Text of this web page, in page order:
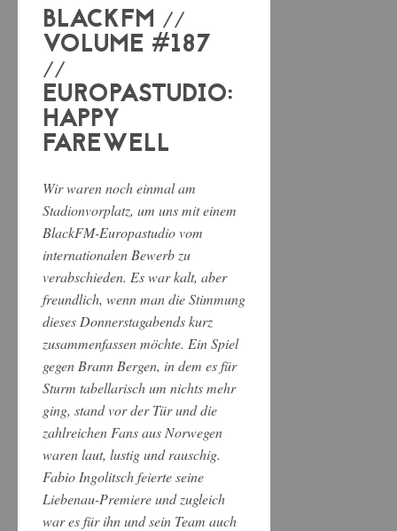
BLACKFM //
VOLUME #187
//
EUROPASTUDIO:
HAPPY
FAREWELL
Wir waren noch einmal am
Stadionvorplatz, um uns mit einem
BlackFM-Europastudio vom
internationalen Bewerb zu
verabschieden. Es war kalt, aber
freundlich, wenn man die Stimmung
dieses Donnerstagabends kurz
zusammenfassen möchte. Ein Spiel
gegen Brann Bergen, in dem es für
Sturm tabellarisch um nichts mehr
ging, stand vor der Tür und die
zahlreichen Fans aus Norwegen
waren laut, lustig und rauschig.
Fabio Ingolitsch feierte seine
Liebenau-Premiere und zugleich
war es für ihn und sein Team auch